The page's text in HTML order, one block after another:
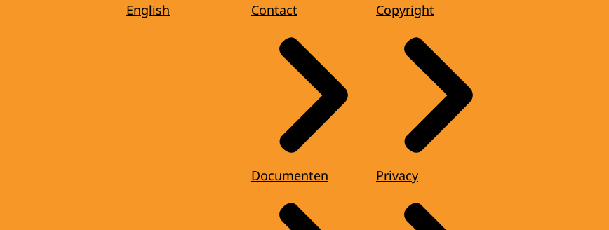
English Contact
Documenten
Copyright
Privacy